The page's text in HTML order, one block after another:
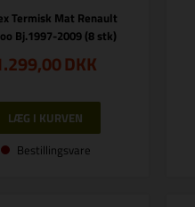
Termisk Mat Renault
Bj.1997-2009 (8 stk)
DKK
Bestillingsvare